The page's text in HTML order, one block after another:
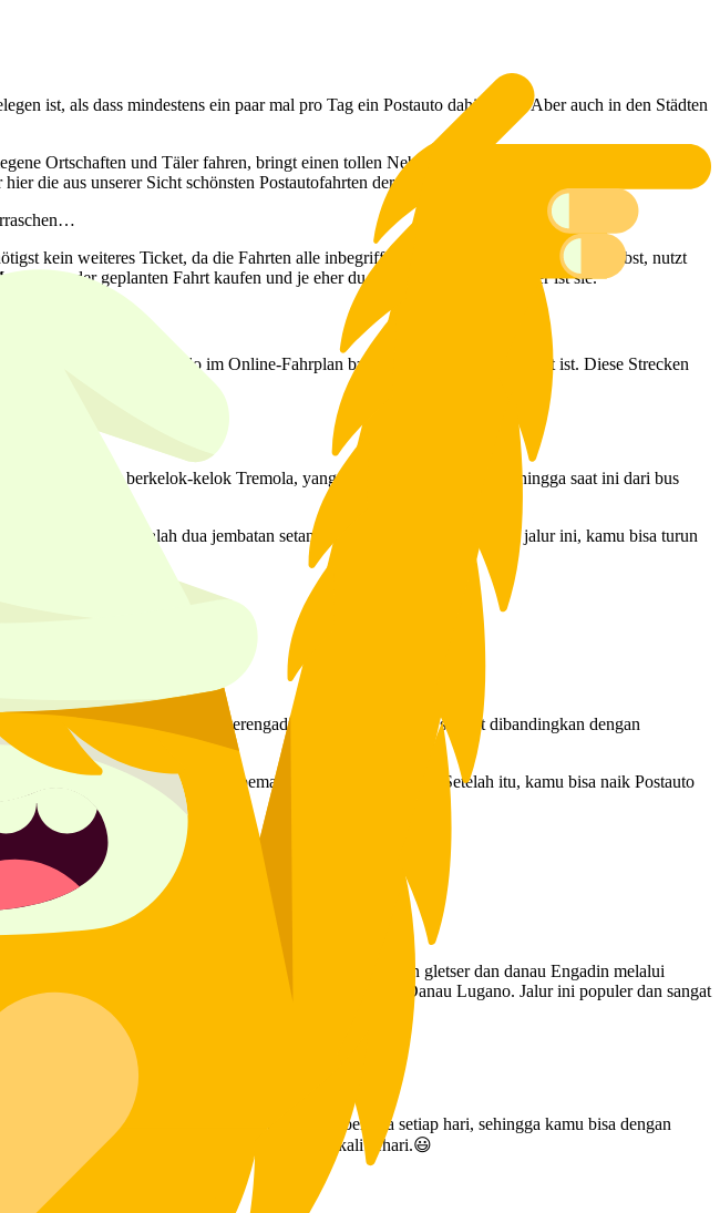
ist, als dass mindestens ein paar mal pro Tag ein Postauto dahin fährt. Aber auch in den Städten
Ortschaften und Täler fahren, bringt einen tollen Nebeneffekt mit sich: Viele der Fahrten sind
die aus unserer Sicht schönsten Postautofahrten der Schweiz vorstellen.
kein weiteres Ticket, da die Fahrten alle inbegriffen sind. Falls du in der Schweiz lebst, nutzt
vor der geplanten Fahrt kaufen und je eher du sie kaufst, desto günstiger ist sie.
einem R-Symbol am Velo im Online-Fahrplan bzw. der App gekennzeichnet ist. Diese Strecken
ein Reservationsticket.
melewati jalur berkelok-kelok Tremola, yang masih bisa kamu nikmati hingga saat ini dari bus
perhatian adalah dua jembatan setan di atas ngarai Schöllenen. Di jalur ini, kamu bisa turun
Lembah Tahun 2011. Unterengadin lebih liar dan lebih sempit dibandingkan dengan
di tengah jalan dan menikmati pemandangan atau mendaki. Setelah itu, kamu bisa naik Postauto
Danau Silvaplana dan Danau Sils. Bus pos meninggalkan gletser dan danau Engadin melalui
perjalanan, kamu juga melewati Danau Como dan Danau Lugano. Jalur ini populer dan sangat
Cassarate (Monte Brè) - Lugano, Stazione Nord
di antaranya dilayani oleh layanan pos secara berkala setiap hari, sehingga kamu bisa dengan
di tempat duduk, karena hanya beroperasi sekali sehari.😃